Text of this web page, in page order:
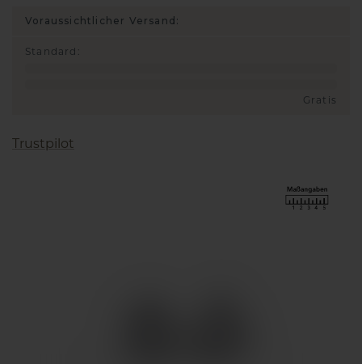
Voraussichtlicher Versand:
Standard :
Gratis
Trustpilot